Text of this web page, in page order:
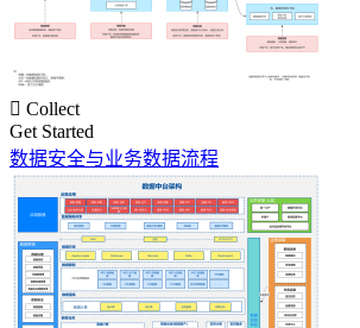
 Collect
Get Started
数据安全与业务数据流程